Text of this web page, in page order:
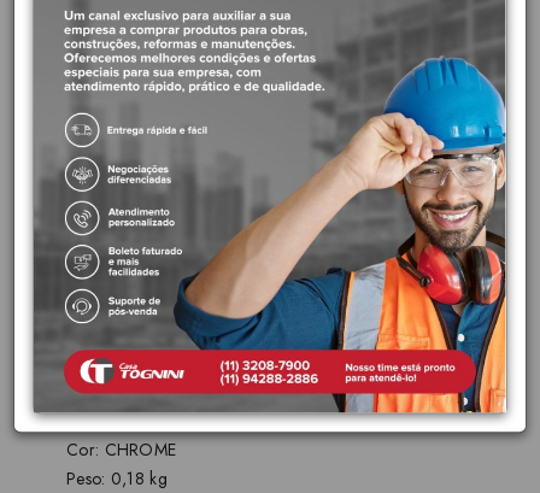
O acabamento para registro dessa linha é ideal para banheiros e
lavabos que buscam por harmonia entre as peças escolhidas para
cada parte do ambiente. Todos os produtos Stillo possuem a
qualidade e confiança da nossa Garantia Toda Vida.
Diferenciais do produto:
Acabamento mais duradouro:Acabamento cromado
biníquel de alta durabilidade e maior resistência à corrosão.
Conserva a beleza e o brilho do produto por muito mais
tempo.
Garantia Toda Vida:
A primeira marca de metais e louças
sanitárias brasileira a oferecer garantia sem limite de tempo
para instalações residencias.
Características principais:
Cor: CHROME
Peso: 0,18 kg